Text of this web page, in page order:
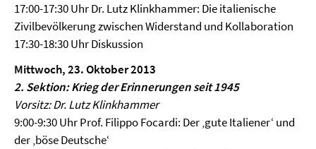
17:00-17:30 Uhr Dr. Lutz Klinkhammer: Die italienische
Zivilbevölkerung zwischen Widerstand und Kollaboration
17:30-18:30 Uhr Diskussion
Mittwoch, 23. Oktober 2013
2. Sektion: Krieg der Erinnerungen seit 1945
Vorsitz: Dr. Lutz Klinkhammer
9:00-9:30 Uhr Prof. Filippo Focardi: Der ‚gute Italiener‘ und
der ‚böse Deutsche‘